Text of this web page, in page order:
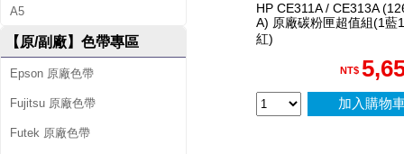
原
廠
碳
粉
A5
【原/副廠】色帶專區
Epson 原廠色帶
Fujitsu 原廠色帶
Futek 原廠色帶
HP CE311A / CE313A
A) 原廠碳粉匣超值組(1藍1
紅)
NT$
加入購物